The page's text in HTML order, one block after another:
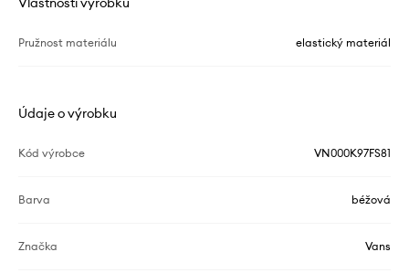
Pružnost materiálu elastický materiál
Údaje o výrobku
Kód výrobce VN000K97FS81
Barva béžová
Značka Vans